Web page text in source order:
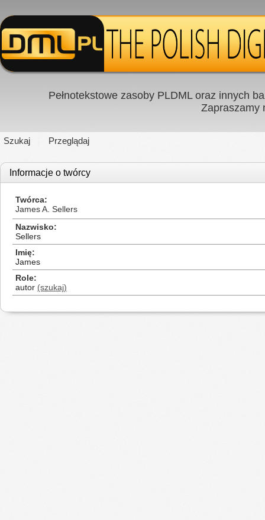
Pełnotekstowe zasoby PLDML oraz innych
Zapraszamy
Szukaj Przeglądaj
Informacje o twórcy
Twórca
James A. Sellers
Nazwisko
Sellers
Imię
James
Role
autor (szukaj)